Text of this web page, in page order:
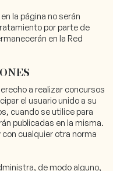
la página no serán
por parte de
en la Red
a realizar concursos
el usuario unido a su
cuando se utilice para
publicadas en la misma.
con cualquier otra norma
de modo alguno,